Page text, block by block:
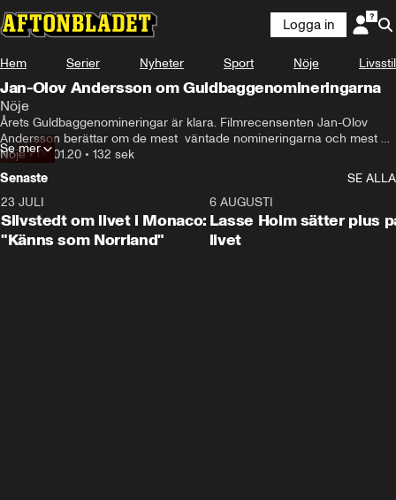
Logga in
Hem Serier Nyheter Sport Nöje Livsstil
Jan-Olov Andersson om Guldbaggenomineringarna
Nöje
Årets Guldbaggenomineringar är klara. Filmrecensenten Jan-Olov
Andersson berättar om de mest  väntade nomineringarna och mest
oväntade.
Nöje•08.01.20 • 132 sek
Se mer
Senaste
SE ALLA
23 JULI
Silvstedt om livet i Monaco:
"Känns som Norrland"
6 AUGUSTI
Lasse Holm sätter plus
livet